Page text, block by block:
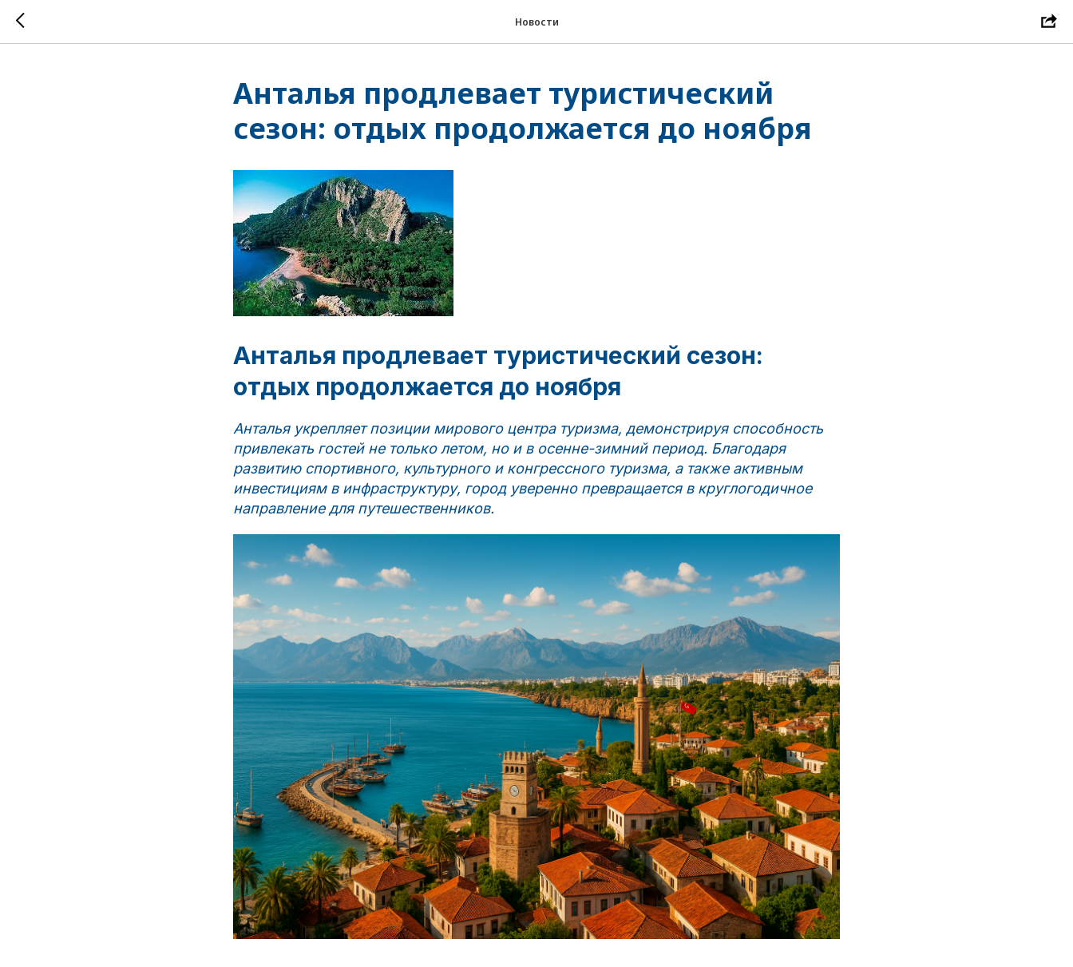
Новости
Анталья продлевает туристический
сезон: отдых продолжается до ноября
Анталья продлевает туристический сезон:
отдых продолжается до ноября
Анталья укрепляет позиции мирового центра туризма, демонстрируя способность
привлекать гостей не только летом, но и в осенне-зимний период. Благодаря
развитию спортивного, культурного и конгрессного туризма, а также активным
инвестициям в инфраструктуру, город уверенно превращается в круглогодичное
направление для путешественников.